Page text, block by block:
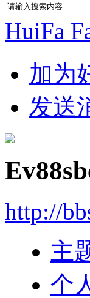
HuiFa
加为
发送
http://
主
个